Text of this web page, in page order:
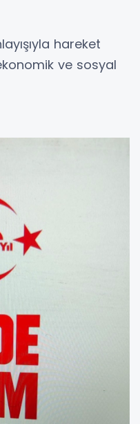
hareket
ve sosyal